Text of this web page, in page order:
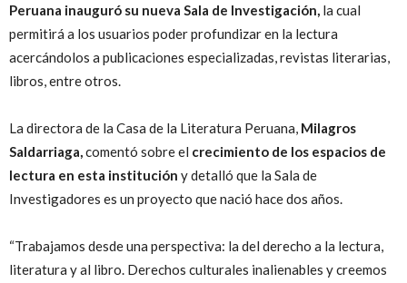
Peruana inauguró su nueva Sala de Investigación, la cual
permitirá a los usuarios poder profundizar en la lectura
acercándolos a publicaciones especializadas, revistas literarias,
libros, entre otros.
La directora de la Casa de la Literatura Peruana, Milagros
Saldarriaga, comentó sobre el crecimiento de los espacios de
lectura en esta institución y detalló que la Sala de
Investigadores es un proyecto que nació hace dos años.
“Trabajamos desde una perspectiva: la del derecho a la lectura,
literatura y al libro. Derechos culturales inalienables y creemos